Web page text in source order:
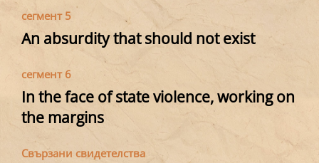
сегмент 5
An absurdity that should not exist
сегмент 6
In the face of state violence, working on
the margins
Свързани свидетелства